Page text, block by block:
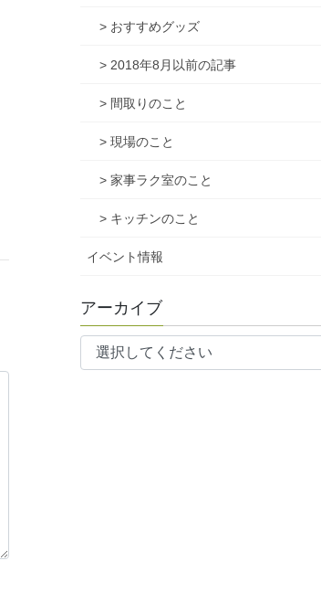
> おすすめグッズ
> 2018年8月以前の記事
> 間取りのこと
> 現場のこと
> 家事ラク室のこと
> キッチンのこと
イベント情報
アーカイブ